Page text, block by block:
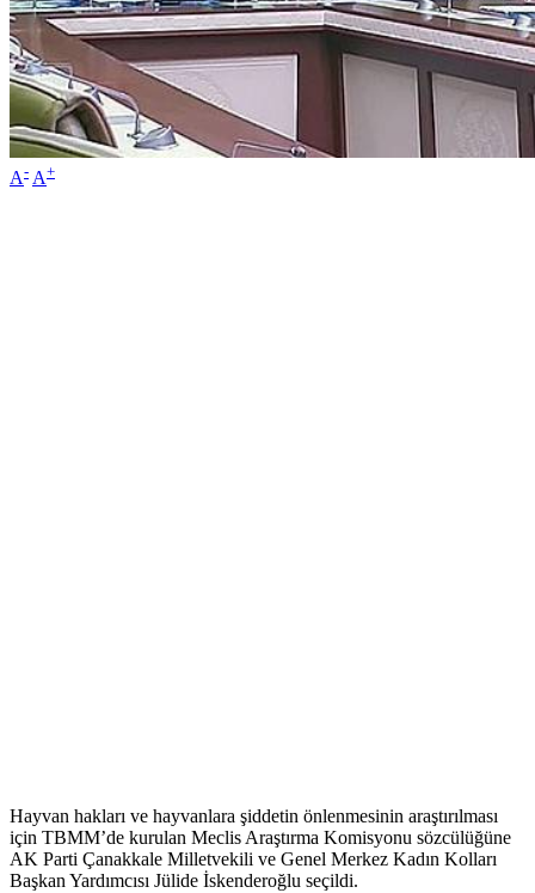
A- A+
Hayvan hakları ve hayvanlara şiddetin önlenmesinin araştırılması
için TBMM’de kurulan Meclis Araştırma Komisyonu sözcülüğüne
AK Parti Çanakkale Milletvekili ve Genel Merkez Kadın Kolları
Başkan Yardımcısı Jülide İskenderoğlu seçildi.